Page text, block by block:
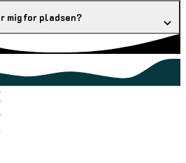
mig for pladsen?